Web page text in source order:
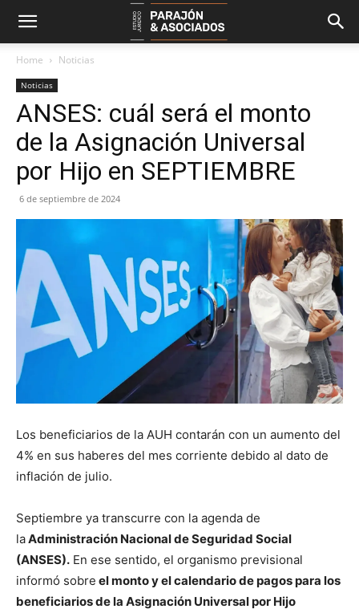
Home Noticias
Noticias
ANSES: cuál será el monto
de la Asignación Universal
por Hijo en SEPTIEMBRE
6 de septiembre de 2024
Los beneficiarios de la AUH contarán con un aumento del
4% en sus haberes del mes corriente debido al dato de
inflación de julio.
Septiembre ya transcurre con la agenda de
laAdministración Nacional de Seguridad Social
(ANSES). En ese sentido, el organismo previsional
informó sobre el monto y el calendario de pagos para los
beneficiarios de la Asignación Universal por Hijo